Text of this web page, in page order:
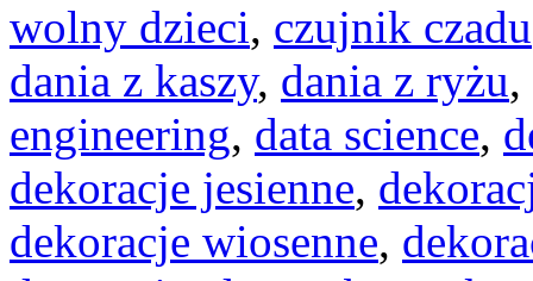
wolny dzieci, czujnik czadu
dania z kaszy, dania z ryżu,
engineering, data science,
dekoracje jesienne,
dekoracje wiosenne,